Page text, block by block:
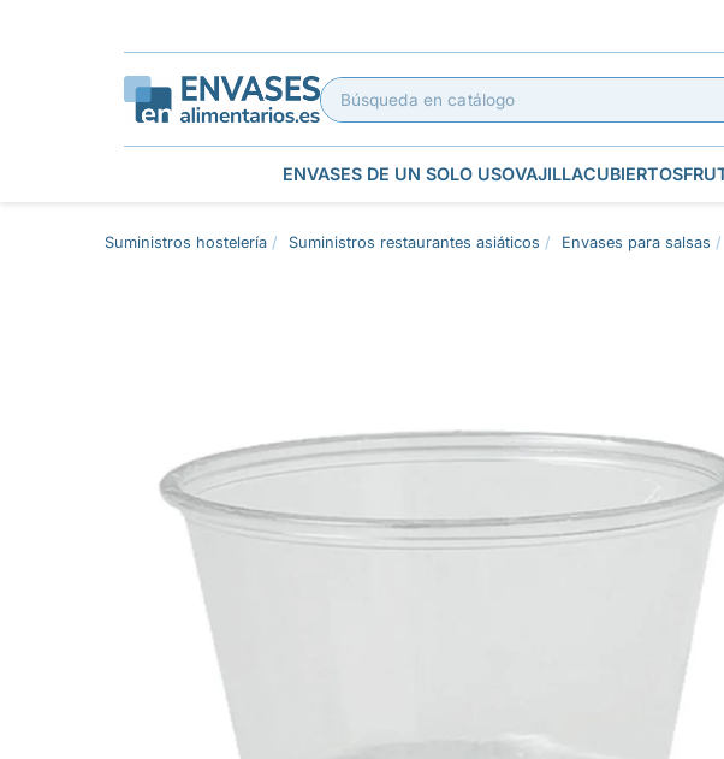
ENVASES DE UN SOLO USOVAJILLACUBIERTOS
Suministros hostelería Suministros restaurantes asiáticos Envases para salsas